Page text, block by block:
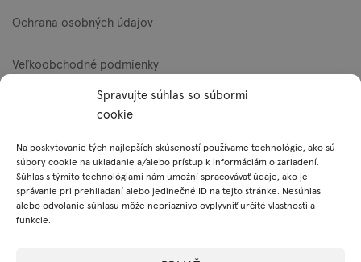
Spravujte súhlas so súbormi
cookie
Na poskytovanie tých najlepších skúseností používame technológie, ako sú
súbory cookie na ukladanie a/alebo prístup k informáciám o zariadení.
Súhlas s týmito technológiami nám umožní spracovávať údaje, ako je
správanie pri prehliadaní alebo jedinečné ID na tejto stránke. Nesúhlas
alebo odvolanie súhlasu môže nepriaznivo ovplyvniť určité vlastnosti a
funkcie.
Ochrana osobných údajov
Veľkoobchodné podmienky
Reklamačný poriadok
Zásady používania súborov cookie (EÚ)
Platobné metódy